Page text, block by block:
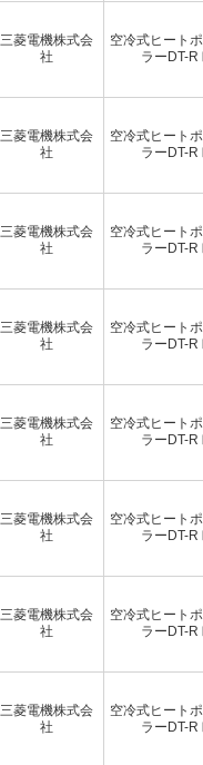
三菱電機株式会
社
空冷式ヒート
ラーDT-
三菱電機株式会
社
空冷式ヒート
ラーDT-
三菱電機株式会
社
空冷式ヒート
ラーDT-
三菱電機株式会
社
空冷式ヒート
ラーDT-
三菱電機株式会
社
空冷式ヒート
ラーDT-
三菱電機株式会
社
空冷式ヒート
ラーDT-
三菱電機株式会
社
空冷式ヒート
ラーDT-
三菱電機株式会
社
空冷式ヒート
ラーDT-